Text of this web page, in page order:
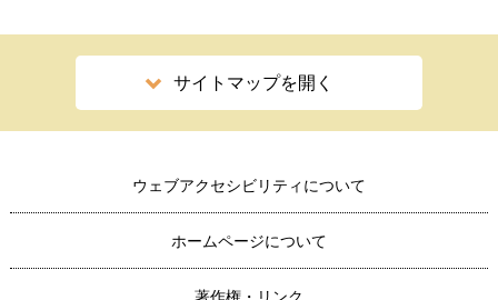
サイトマップを開く
ウェブアクセシビリティについて
ホームページについて